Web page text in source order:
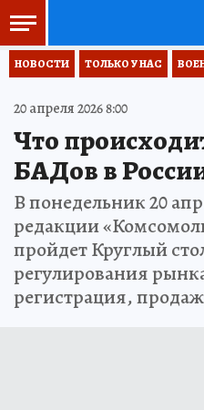
НОВОСТИ ТОЛЬКО У НАС
20 апреля 2026 8:00
Что
БАДов в
В понедельник 20
редакции
пройдет Круглый
регулирования
регистрация,